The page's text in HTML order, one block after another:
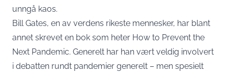
unngå kaos.
Bill Gates, en av verdens rikeste mennesker, har blant
annet skrevet en bok som heter How to Prevent the
Next Pandemic. Generelt har han vært veldig involvert
i debatten rundt pandemier generelt – men spesielt